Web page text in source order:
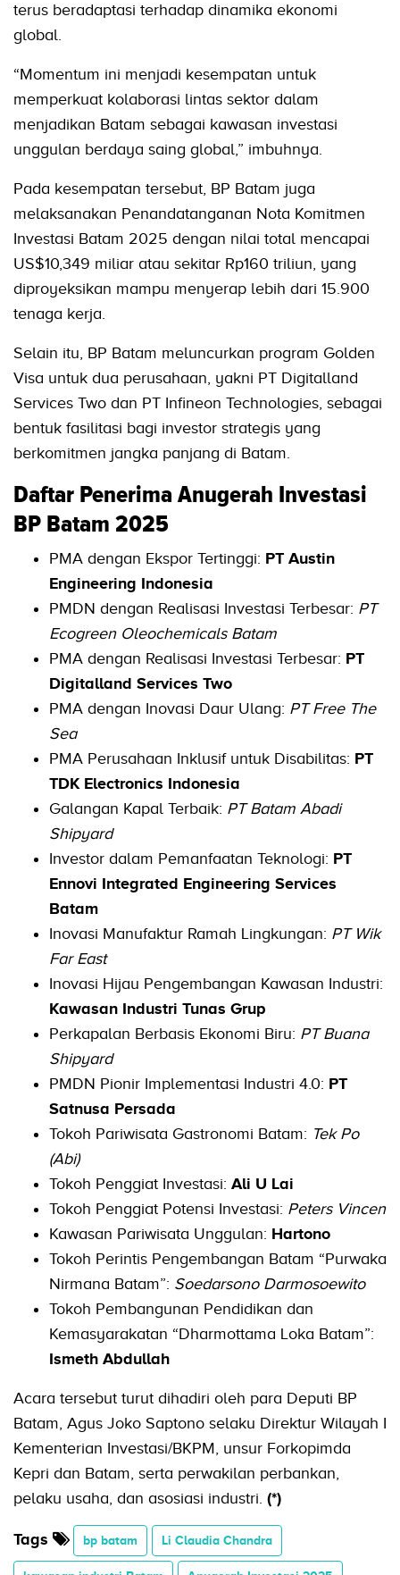
terus beradaptasi terhadap dinamika ekonomi
global.
“Momentum ini menjadi kesempatan untuk
memperkuat kolaborasi lintas sektor dalam
menjadikan Batam sebagai kawasan investasi
unggulan berdaya saing global,” imbuhnya.
Pada kesempatan tersebut, BP Batam juga
melaksanakan Penandatanganan Nota Komitmen
Investasi Batam 2025 dengan nilai total mencapai
US$10,349 miliar atau sekitar Rp160 triliun, yang
diproyeksikan mampu menyerap lebih dari 15.900
tenaga kerja.
Selain itu, BP Batam meluncurkan program Golden
Visa untuk dua perusahaan, yakni PT Digitalland
Services Two dan PT Infineon Technologies, sebagai
bentuk fasilitasi bagi investor strategis yang
berkomitmen jangka panjang di Batam.
Daftar Penerima Anugerah Investasi
BP Batam 2025
PMA dengan Ekspor Tertinggi: PT Austin
Engineering Indonesia
PMDN dengan Realisasi Investasi Terbesar: PT
Ecogreen Oleochemicals Batam
PMA dengan Realisasi Investasi Terbesar: PT
Digitalland Services Two
PMA dengan Inovasi Daur Ulang: PT Free The
Sea
PMA Perusahaan Inklusif untuk Disabilitas: PT
TDK Electronics Indonesia
Galangan Kapal Terbaik: PT Batam Abadi
Shipyard
Investor dalam Pemanfaatan Teknologi: PT
Ennovi Integrated Engineering Services
Batam
Inovasi Manufaktur Ramah Lingkungan: PT Wik
Far East
Inovasi Hijau Pengembangan Kawasan Industri:
Kawasan Industri Tunas Grup
Perkapalan Berbasis Ekonomi Biru: PT Buana
Shipyard
PMDN Pionir Implementasi Industri 4.0: PT
Satnusa Persada
Tokoh Pariwisata Gastronomi Batam: Tek Po
(Abi)
Tokoh Penggiat Investasi: Ali U Lai
Tokoh Penggiat Potensi Investasi: Peters Vincen
Kawasan Pariwisata Unggulan: Hartono
Tokoh Perintis Pengembangan Batam “Purwaka
Nirmana Batam”: Soedarsono Darmosoewito
Tokoh Pembangunan Pendidikan dan
Kemasyarakatan “Dharmottama Loka Batam”:
Ismeth Abdullah
Acara tersebut turut dihadiri oleh para Deputi BP
Batam, Agus Joko Saptono selaku Direktur Wilayah I
Kementerian Investasi/BKPM, unsur Forkopimda
Kepri dan Batam, serta perwakilan perbankan,
pelaku usaha, dan asosiasi industri. (*)
Tags bp batam Li Claudia Chandra